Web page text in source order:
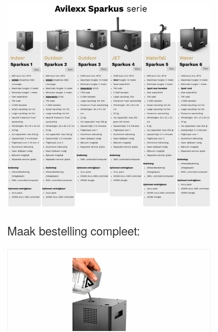
Maak bestelling compleet: